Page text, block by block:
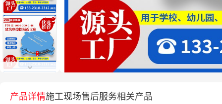
产品详情施工现场售后服务相关产品